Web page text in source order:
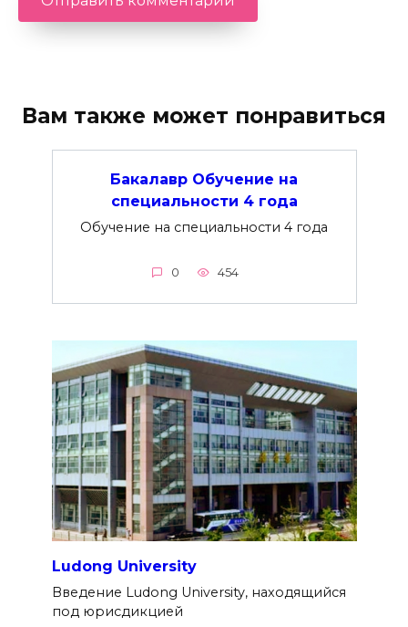
Вам также может понравиться
Бакалавр Обучение на
специальности 4 года
Обучение на специальности 4 года
0 454
Ludong University
Введение Ludong University, находящийся
под юрисдикцией